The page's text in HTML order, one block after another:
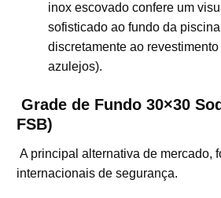
inox escovado confere um
sofisticado ao fundo da
discretamente ao
azulejos).
Grade de Fundo 30×30
FSB)
A principal alternativa de mercado,
internacionais de segurança.